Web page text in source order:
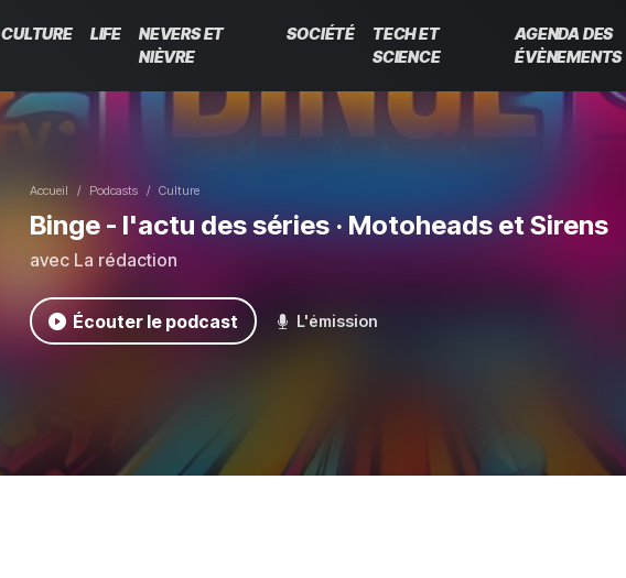
CULTURE LIFE
NEVERS ET
NIÈVRE
SOCIÉTÉ
TECH ET
SCIENCE
AGENDA DES
ÉVÈNEMENTS
Accueil Podcasts Culture
Binge - l'actu des séries · Motoheads et Sirens
avec La rédaction
Écouter le podcast L'émission